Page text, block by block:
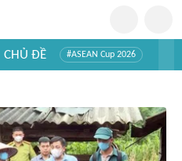
CHỦ ĐỀ #ASEAN Cup 2026